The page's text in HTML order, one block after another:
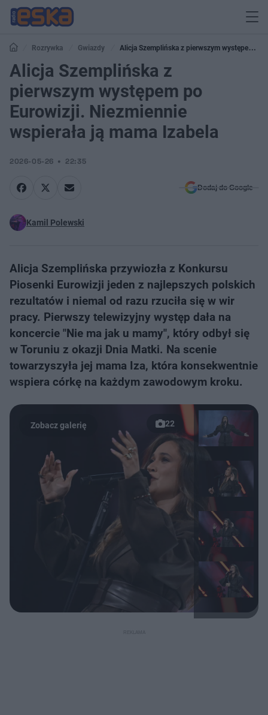
Rozrywka Gwiazdy
Alicja Szemplińska z pierwszym występem po
Eurowizji. Niezmiennie wspierała ją mama Izabela
Alicja Szemplińska z
pierwszym występem po
Eurowizji. Niezmiennie
wspierała ją mama Izabela
2026-05-26 22:35
Dodaj do Google
Kamil Polewski
Alicja Szemplińska przywiozła z Konkursu
Piosenki Eurowizji jeden z najlepszych polskich
rezultatów i niemal od razu rzuciła się w wir
pracy. Pierwszy telewizyjny występ dała na
koncercie "Nie ma jak u mamy", który odbył się
w Toruniu z okazji Dnia Matki. Na scenie
towarzyszyła jej mama Iza, która konsekwentnie
wspiera córkę na każdym zawodowym kroku.
22